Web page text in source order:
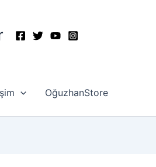
OğuzhanStore